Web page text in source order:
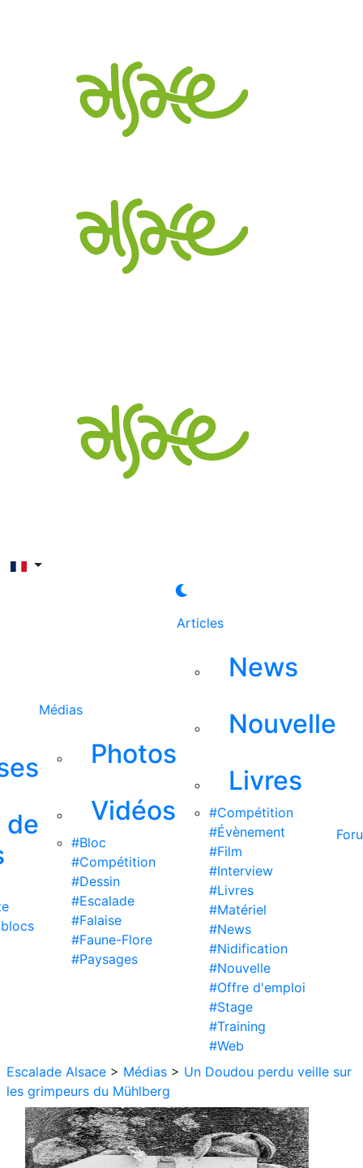
de
Médias
Photos
Vidéos
#Bloc
#Compétition
#Dessin
#Escalade
#Falaise
#Faune-Flore
#Paysages
Articles
News
Nouvelle
Livres
#Compétition
#Évènement
#Film
#Interview
#Livres
#Matériel
#News
#Nidification
#Nouvelle
#Offre d'emploi
#Stage
#Training
#Web
Escalade Alsace > Médias > Un Doudou perdu veille sur
les grimpeurs du Mühlberg